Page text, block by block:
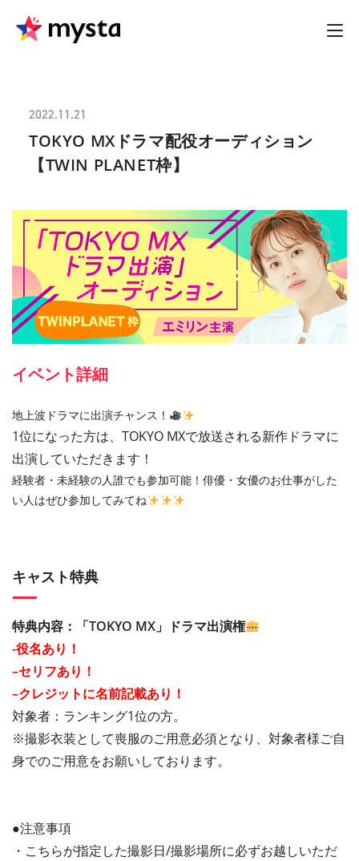
2022.11.21
TOKYO MXドラマ配役オーディション
【TWIN PLANET枠】
イベント詳細
地上波ドラマに出演チャンス！
1位になった方は、TOKYO MXで放送される新作ドラマに
出演していただきます！
経験者・未経験の人誰でも参加可能！俳優・女優のお仕事がした
い人はぜひ参加してみてね
キャスト特典
特典内容：「TOKYO MX」ドラマ出演権
-役名あり！
–セリフあり！
–クレジットに名前記載あり！
対象者：ランキング1位の方。
※撮影衣装として喪服のご用意必須となり、対象者様ご自
身でのご用意をお願いしております。
●注意事項
・こちらが指定した撮影日/撮影場所に必ずお越しいただ